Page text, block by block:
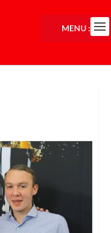
MENU :